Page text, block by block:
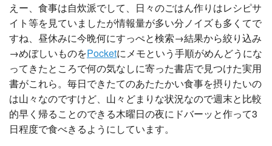
えー、食事は自炊派でして、日々のごはん作りはレシピサ
イト等を見ていましたが情報量が多い分ノイズも多くてで
すね、昼休みに今晩何にすっぺと検索→結果から絞り込み
→めぼしいものをPocketにメモという手順がめんどうにな
ってきたところで何の気なしに寄った書店で見つけた実用
書がこれら。毎日できたてのあたたかい食事を摂りたいの
は山々なのですけど、山々どまりな状況なので週末と比較
的早く帰ることのできる木曜日の夜にドバーッと作って3
日程度で食べきるようにしています。